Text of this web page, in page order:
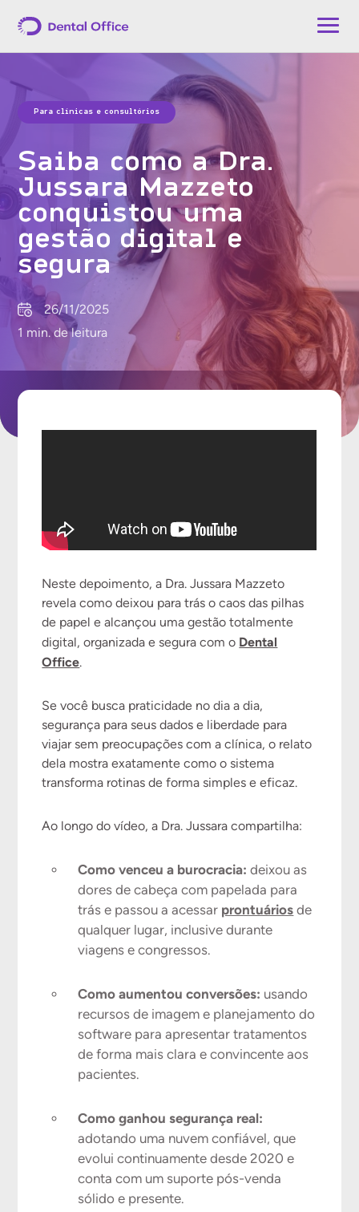
Para clínicas e consultórios
Saiba como a Dra.
Jussara Mazzeto
conquistou uma
gestão digital e
segura
26/11/2025
1 min. de leitura
Neste depoimento, a Dra. Jussara Mazzeto
revela como deixou para trás o caos das pilhas
de papel e alcançou uma gestão totalmente
digital, organizada e segura com o Dental
Office.
Se você busca praticidade no dia a dia,
segurança para seus dados e liberdade para
viajar sem preocupações com a clínica, o relato
dela mostra exatamente como o sistema
transforma rotinas de forma simples e eficaz.
Ao longo do vídeo, a Dra. Jussara compartilha:
Como venceu a burocracia: deixou as
dores de cabeça com papelada para
trás e passou a acessar prontuários de
qualquer lugar, inclusive durante
viagens e congressos.
Como aumentou conversões: usando
recursos de imagem e planejamento do
software para apresentar tratamentos
de forma mais clara e convincente aos
pacientes.
Como ganhou segurança real:
adotando uma nuvem confiável, que
evolui continuamente desde 2020 e
conta com um suporte pós-venda
sólido e presente.